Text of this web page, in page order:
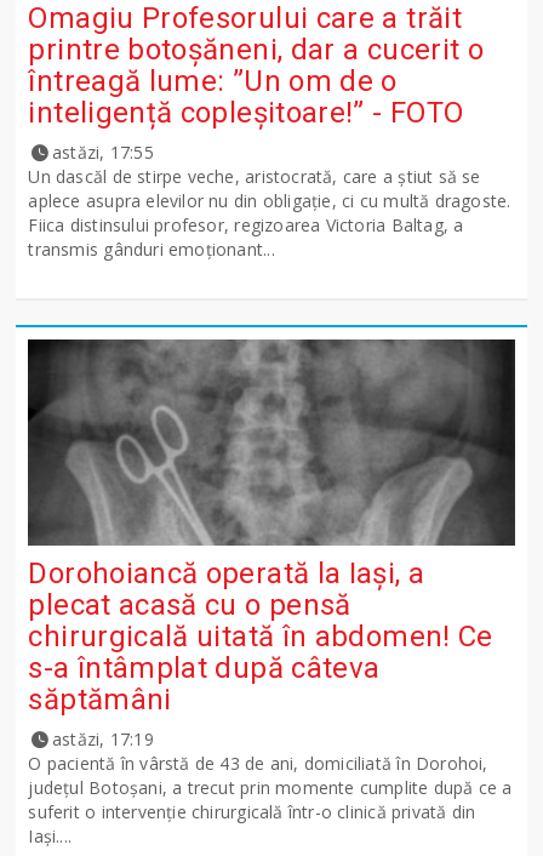
Omagiu Profesorului care a trăit
printre botoșăneni, dar a cucerit o
întreagă lume: ”Un om de o
inteligență copleșitoare!” - FOTO
astăzi, 17:55
Un dascăl de stirpe veche, aristocrată, care a știut să se
aplece asupra elevilor nu din obligație, ci cu multă dragoste.
Fiica distinsului profesor, regizoarea Victoria Baltag, a
transmis gânduri emoționant...
Dorohoiancă operată la Iași, a
plecat acasă cu o pensă
chirurgicală uitată în abdomen! Ce
s-a întâmplat după câteva
săptămâni
astăzi, 17:19
O pacientă în vârstă de 43 de ani, domiciliată în Dorohoi,
județul Botoșani, a trecut prin momente cumplite după ce a
suferit o intervenție chirurgicală într-o clinică privată din
Iași....